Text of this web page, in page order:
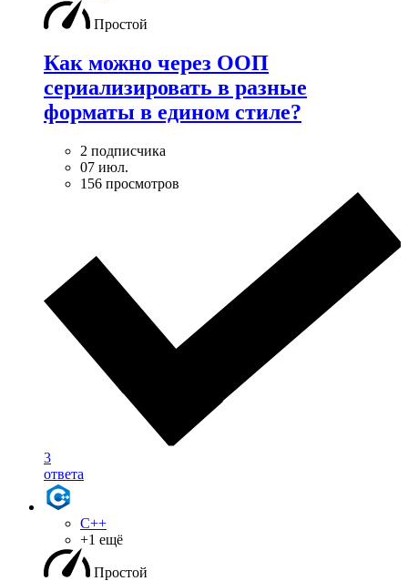
Простой
Как можно через ООП
сериализировать в разные
форматы в едином стиле?
2 подписчика
07 июл.
156 просмотров
3
ответа
C++
+1 ещё
Простой